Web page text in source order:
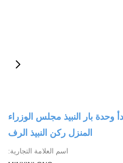
وحدة بار النبيذ مجلس الوزراء
المنزل ركن النبيذ الرف
اسم العلامة التجارية: